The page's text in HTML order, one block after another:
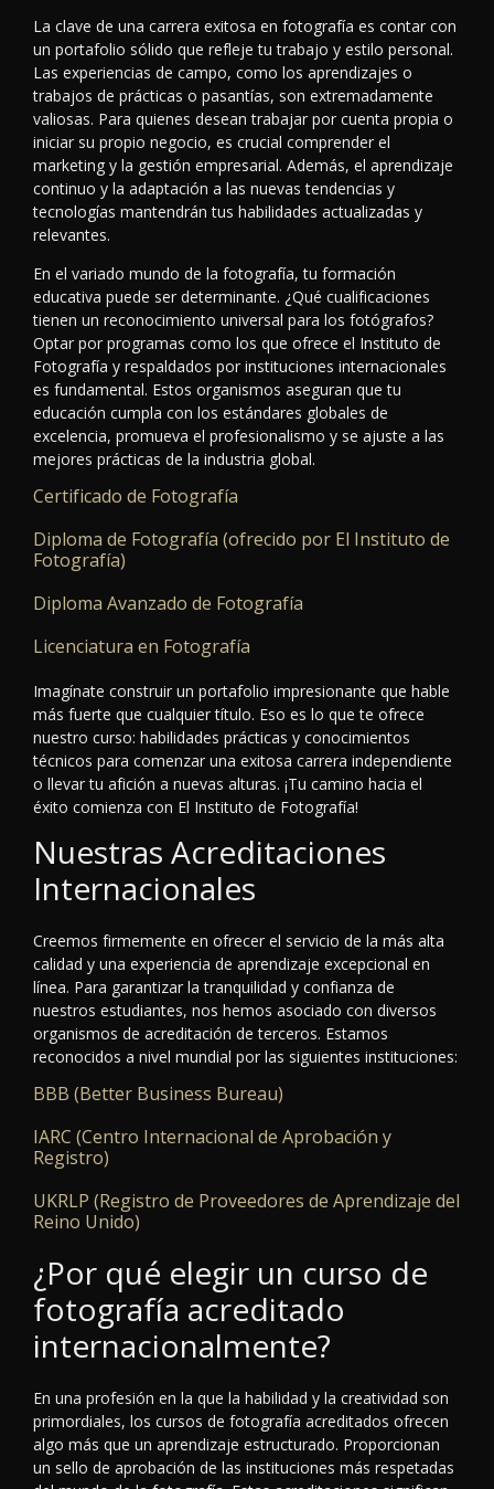
La clave de una carrera exitosa en fotografía es contar con
un portafolio sólido que refleje tu trabajo y estilo personal.
Las experiencias de campo, como los aprendizajes o
trabajos de prácticas o pasantías, son extremadamente
valiosas. Para quienes desean trabajar por cuenta propia o
iniciar su propio negocio, es crucial comprender el
marketing y la gestión empresarial. Además, el aprendizaje
continuo y la adaptación a las nuevas tendencias y
tecnologías mantendrán tus habilidades actualizadas y
relevantes.
En el variado mundo de la fotografía, tu formación
educativa puede ser determinante. ¿Qué cualificaciones
tienen un reconocimiento universal para los fotógrafos?
Optar por programas como los que ofrece el Instituto de
Fotografía y respaldados por instituciones internacionales
es fundamental. Estos organismos aseguran que tu
educación cumpla con los estándares globales de
excelencia, promueva el profesionalismo y se ajuste a las
mejores prácticas de la industria global.
Certificado de Fotografía
Diploma de Fotografía (ofrecido por El Instituto de
Fotografía)
Diploma Avanzado de Fotografía
Licenciatura en Fotografía
Imagínate construir un portafolio impresionante que hable
más fuerte que cualquier título. Eso es lo que te ofrece
nuestro curso: habilidades prácticas y conocimientos
técnicos para comenzar una exitosa carrera independiente
o llevar tu afición a nuevas alturas. ¡Tu camino hacia el
éxito comienza con El Instituto de Fotografía!
Nuestras Acreditaciones
Internacionales
Creemos firmemente en ofrecer el servicio de la más alta
calidad y una experiencia de aprendizaje excepcional en
línea. Para garantizar la tranquilidad y confianza de
nuestros estudiantes, nos hemos asociado con diversos
organismos de acreditación de terceros. Estamos
reconocidos a nivel mundial por las siguientes instituciones:
BBB (Better Business Bureau)
IARC (Centro Internacional de Aprobación y
Registro)
UKRLP (Registro de Proveedores de Aprendizaje del
Reino Unido)
¿Por qué elegir un curso de
fotografía acreditado
internacionalmente?
En una profesión en la que la habilidad y la creatividad son
primordiales, los cursos de fotografía acreditados ofrecen
algo más que un aprendizaje estructurado. Proporcionan
un sello de aprobación de las instituciones más respetadas